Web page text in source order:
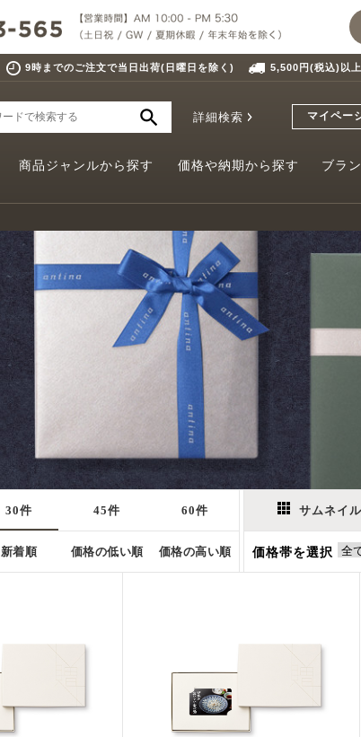
9時までのご注文で当日出荷(日曜日を除く) 5,500円(税込)以
詳細検索 マイペー
商品ジャンルから探す 価格や納期から探す ブラ
30件 45件 60件
新着順 価格の低い順 価格の高い順
サムネイ
価格帯を選択